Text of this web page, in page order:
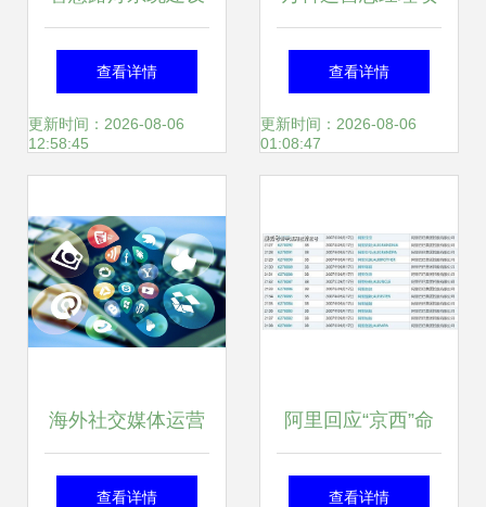
与运营模式方案
查看详情
更新时间：2026-08-06
12:58:45
目精准运营及管控
策略
查看详情
更新时间：2026-08-06
01:08:47
海外社交媒体运营
的方法是什么
查看详情
阿里回应“京西”命
名争议，公开征集
查看详情